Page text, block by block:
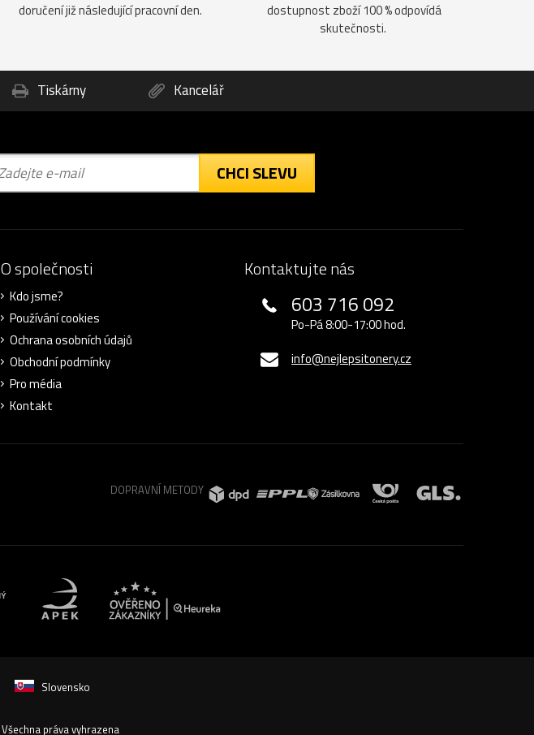
doručení již následující pracovní den.
dostupnost zboží 100 % odpovídá
skutečnosti.
Tiskárny Kancelář
CHCI SLEVU
O společnosti
Kdo jsme?
Používání cookies
Ochrana osobních údajů
Obchodní podmínky
Pro média
Kontakt
Kontaktujte nás
603 716 092
Po-Pá 8:00-17:00 hod.
info@nejlepsitonery.cz
DOPRAVNÍ METODY
Slovensko
Všechna práva vyhrazena